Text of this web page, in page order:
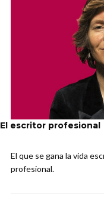
El escritor profesional
El que se gana la vida
profesional.